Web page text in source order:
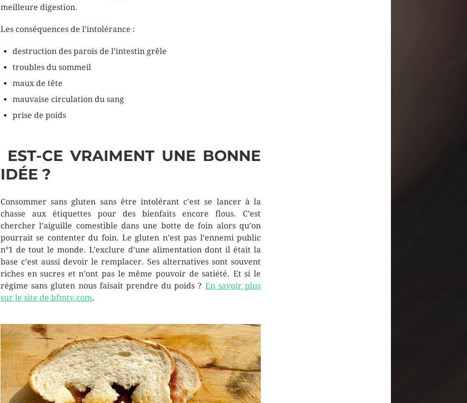
meilleure digestion.
Les conséquences de l’intolérance :
destruction des parois de l’intestin grêle
troubles du sommeil
maux de tête
mauvaise circulation du sang
prise de poids
EST-CE VRAIMENT UNE BONNE
IDÉE ?
Consommer sans gluten sans être intolérant c’est se lancer à la
chasse aux étiquettes pour des bienfaits encore flous. C’est
chercher l’aiguille comestible dans une botte de foin alors qu’on
pourrait se contenter du foin. Le gluten n’est pas l’ennemi public
n°1 de tout le monde. L’exclure d’une alimentation dont il était la
base c’est aussi devoir le remplacer. Ses alternatives sont souvent
riches en sucres et n’ont pas le même pouvoir de satiété. Et si le
régime sans gluten nous faisait prendre du poids ? En savoir plus
sur le site de bfmtv.com.